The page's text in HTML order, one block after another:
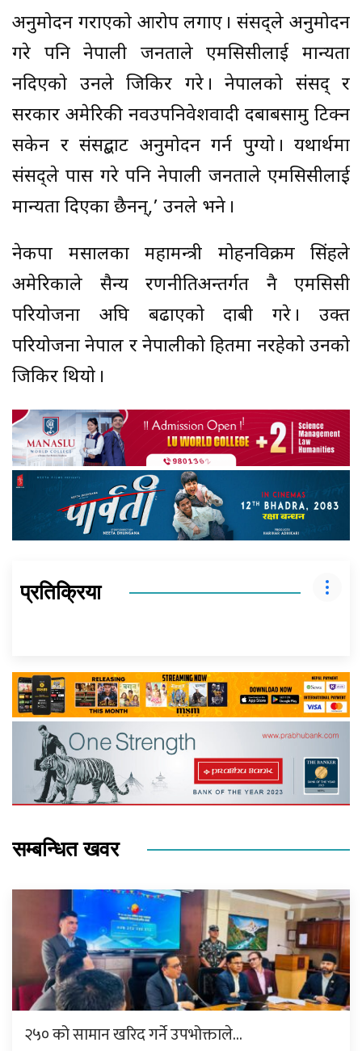
अनुमोदन गराएको आरोप लगाए । संसद्ले अनुमोदन
गरे पनि नेपाली जनताले एमसिसीलाई मान्यता
नदिएको उनले जिकिर गरे । नेपालको संसद् र
सरकार अमेरिकी नवउपनिवेशवादी दबाबसामु टिक्न
सकेन र संसद्बाट अनुमोदन गर्न पुग्यो । यथार्थमा
संसद्ले पास गरे पनि नेपाली जनताले एमसिसीलाई
मान्यता दिएका छैनन्,’ उनले भने ।
नेकपा मसालका महामन्त्री मोहनविक्रम सिंहले
अमेरिकाले सैन्य रणनीतिअन्तर्गत नै एमसिसी
परियोजना अघि बढाएको दाबी गरे । उक्त
परियोजना नेपाल र नेपालीको हितमा नरहेको उनको
जिकिर थियो ।
प्रतिक्रिया
सम्बन्धित खवर
२५० को सामान खरिद गर्ने उपभोक्ताले…